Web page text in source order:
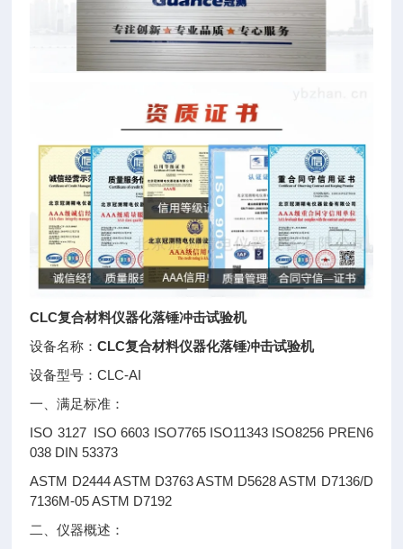
CLC复合材料仪器化落锤冲击试验机
设备名称：CLC复合材料仪器化落锤冲击试验机
设备型号：CLC-AI
一、满足标准：
ISO 3127 ISO 6603 ISO7765 ISO11343 ISO8256 PREN6
038 DIN 53373
ASTM D2444 ASTM D3763 ASTM D5628 ASTM D7136/D
7136M-05 ASTM D7192
二、仪器概述：